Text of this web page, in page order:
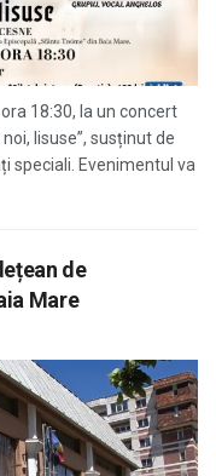
18:30, la un concert
Iisuse”, susținut de
speciali. Evenimentul va
de
Mare